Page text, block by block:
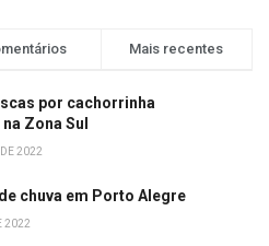
Mais recentes
por cachorrinha
Zona Sul
2022
chuva em Porto Alegre
2022